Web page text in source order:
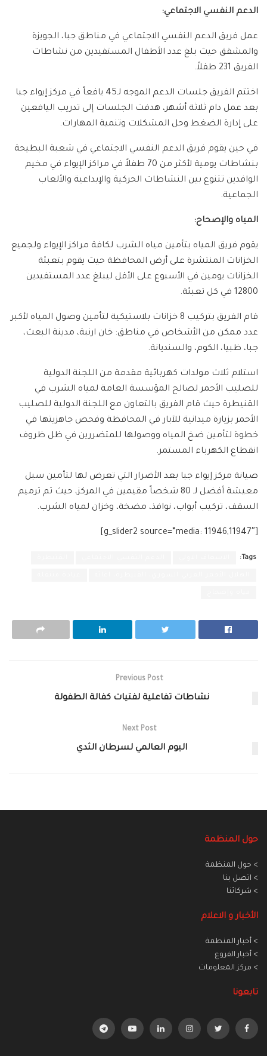
الدعم النفسي الاجتماعي:
عمل فريق الدعم النفسي الاجتماعي في مناطق جبا، الجويزة
والمشقق حيث بلغ عدد الأطفال المستفيدين من نشاطات
الفريق 231 طفلاً.
اختتم الفريق جلسات الدعم الموجه لـ45 يافعاً في مركز إيواء جبا
بعد عمل دام ثلاثة أشهر، هدفت الجلسات إلى تدريب اليافعين
على إدارة الضغط وحل المشكلات وتنمية المهارات.
في حين يقوم فريق الدعم النفسي الاجتماعي في شعبة البطيحة
بنشاطات يومية لأكثر من 70 طفلاً في مراكز الإيواء في مخيم
الوافدين تتنوع بين النشاطات الحركية والإبداعية والألعاب
الجماعية.
المياه والإصحاح:
يقوم فريق المياه بتأمين مياه الشرب لكافة مراكز الإيواء ولجميع
الخزانات المنتشرة على أرض المحافظة حيث يقوم بتعبئة
الخزانات يومين في الأسبوع على الأقل ليبلغ عدد المستفيدين
12800 في كل تعبئة.
قام الفريق بتركيب 8 خزانات بلاستيكية لتأمين وصول المياه لأكبر
عدد ممكن من الأشخاص في مناطق: خان ارنبة، مدينة البعث،
جبا، ظبيا، الكوم، والسنديانة.
استلام ثلاث مولدات كهربائية مقدمة من اللجنة الدولية
للصليب الأحمر لصالح المؤسسة العامة لمياه الشرب في
القنيطرة حيث قام الفريق بالتعاون مع اللجنة الدولية للصليب
الأحمر بزيارة ميدانية للآبار في المحافظة وفحص جاهزيتها في
خطوة لتأمين ضخ المياه ووصولها للمتضررين في ظل ظروف
انقطاع الكهرباء المستمر.
صيانة مركز إيواء جبا بعد الأضرار التي تعرض لها لتأمين سبل
معيشة أفضل لـ 80 شخصاً مقيمين في المركز، حيث تم ترميم
السقف، تركيب أبواب، نوافذ، مضخة، وخزان لمياه الشرب.
[g_slider2 source=”media: 11946,11947″]
Tags:
Previous Post
نشاطات تفاعلية لفتيات كفالة الطفولة
Next Post
اليوم العالمي لسرطان الثدي
حول المنظمة
> حول المنظمة
> اتصل بنا
> شركائنا
الأخبار و الاعلام
> أخبار المنطمة
> أخبار الفروع
> مركز المعلومات
تابعونا